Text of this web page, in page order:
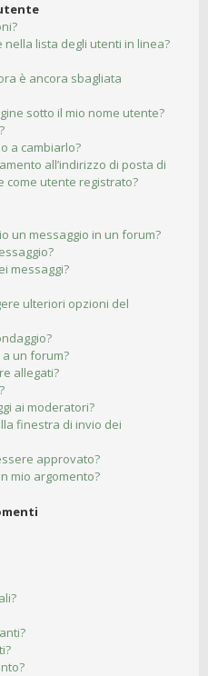
lista degli utenti in linea?
è ancora sbagliata
sotto il mio nome utente?
a cambiarlo?
all’indirizzo di posta di
come utente registrato?
un messaggio in un forum?
messaggi?
ulteriori opzioni del
un forum?
allegati?
ai moderatori?
finestra di invio dei
approvato?
mio argomento?